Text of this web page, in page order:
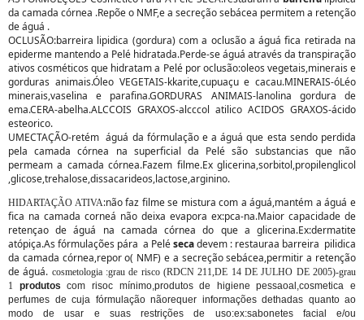
da camada córnea .Repõe o NMF,e a secreção sebácea permitem a retenção
de águá .
OCLUSÃO:barreira lipidica (gordura) com a oclusão a águá fica retirada na
epiderme mantendo a Pelé hidratada.Perde-se águá através da transpiração
ativos cosméticos que hidratam a Pelé por oclusão:oleos vegetais,minerais e
gorduras animais.Óleo VEGETAIS-kkarite,cupuaçu e cacau.MINERAIS-óLéo
minerais,vaselina e parafina.GORDURAS ANIMAIS-lanolina gordura de
ema.CERA-abelha.ALCCOIS GRAXOS-alcccol atilico ACIDOS GRAXOS-ácido
esteorico.
UMECTAÇÃO-retém águá da fórmulação e a águá que esta sendo perdida
pela camada córnea na superficial da Pelé são substancias que não
permeam a camada córnea.Fazem filme.Ex glicerina,sorbitol,propilenglicol
,glicose,trehalose,dissacarideos,lactose,arginino.
HIDARTAÇÃO ATIVA:não faz filme se mistura com a águá,mantém a águá e
fica na camada corneá não deixa evapora ex:pca-na.Maior capacidade de
retençao de águá na camada córnea do que a glicerina.Ex:dermatite
atópiça.As fórmulações pára a Pelésecadevem : restauraa barreira pilidica
da camada córnea,repor o( NMF) e a secreção sebácea,permitir a retenção
de águá. cosmetologia :grau de risco (RDCN 211,DE 14 DE JULHO DE 2005)-grau
1 produtos com risoc mínimo,produtos de higiene pessaoal,cosmetica e
perfumes de cuja fórmulação nãorequer informações dethadas quanto ao
modo de usar e suas restrições de uso:ex:sabonetes facial e/ou